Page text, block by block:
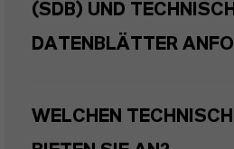
(SDB) UND
DATENBLÄTTER
WELCHEN